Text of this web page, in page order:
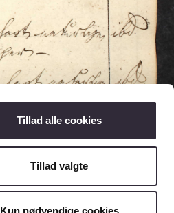
Tillad alle cookies
Tillad valgte
Kun nødvendige cookies